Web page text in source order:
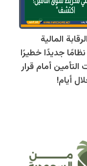
المالية
جديدًا خطيرًا
أمام قرار
أيام!